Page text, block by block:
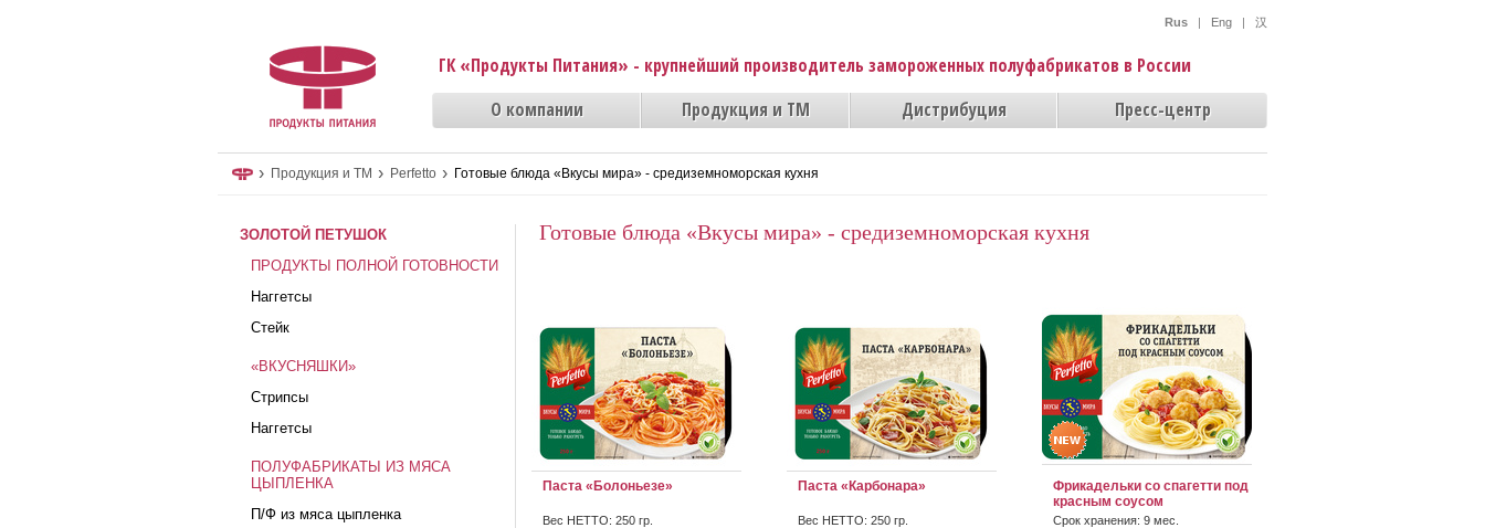
Rus | Eng | 汉
ГК «Продукты Питания» - крупнейший производитель замороженных полуфабрикатов в России
О компании
Продукция и ТМ Дистрибуция Пресс-центр
› Продукция и ТМ › Perfetto › Готовые блюда «Вкусы мира» - средиземноморская кухня
ЗОЛОТОЙ ПЕТУШОК
ПРОДУКТЫ ПОЛНОЙ ГОТОВНОСТИ
Наггетсы
Стейк
«ВКУСНЯШКИ»
Стрипсы
Наггетсы
ПОЛУФАБРИКАТЫ ИЗ МЯСА
ЦЫПЛЕНКА
П/Ф из мяса цыпленка
Готовые блюда «Вкусы мира» - средиземноморская кухня
Паста «Болоньезе» Паста «Карбонара»
Фрикадельки со спагетти под
красным соусом
Вес НЕТТО: 250 гр.
Вес НЕТТО: 250 гр.
Срок хранения: 9 мес.